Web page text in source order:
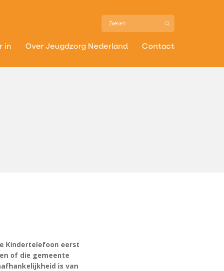
in Over Jeugdzorg Nederland Contact
Kindertelefoon eerst
of die gemeente
is van